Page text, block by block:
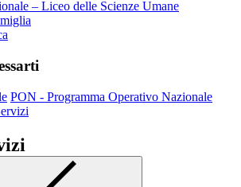
– Liceo delle Scienze Umane
PON - Programma Operativo Nazionale